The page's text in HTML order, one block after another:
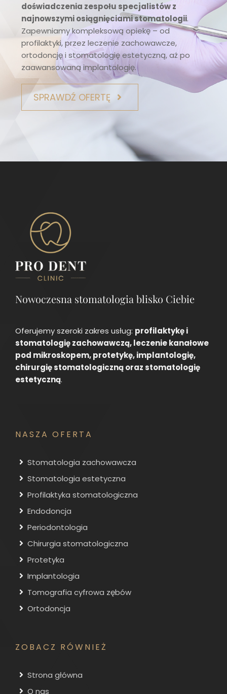
doświadczenia zespołu specjalistów z
najnowszymi osiągnięciami stomatologii.
Zapewniamy kompleksową opiekę – od
profilaktyki, przez leczenie zachowawcze,
ortodoncję i stomatologię estetyczną, aż po
zaawansowaną implantologię.
SPRAWDŹ OFERTĘ
Nowoczesna stomatologia blisko Ciebie
Oferujemy szeroki zakres usług: profilaktykę i
stomatologię zachowawczą, leczenie kanałowe
pod mikroskopem, protetykę, implantologię,
chirurgię stomatologiczną oraz stomatologię
estetyczną.
NASZA OFERTA
Stomatologia zachowawcza
Stomatologia estetyczna
Profilaktyka stomatologiczna
Endodoncja
Periodontologia
Chirurgia stomatologiczna
Protetyka
Implantologia
Tomografia cyfrowa zębów
Ortodoncja
ZOBACZ RÓWNIEŻ
Strona główna
O nas